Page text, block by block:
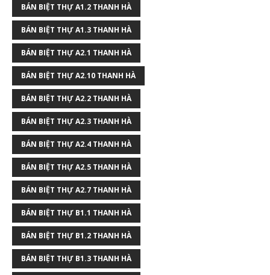
BÁN BIỆT THỰ A1.2 THANH HÀ
BÁN BIỆT THỰ A1.3 THANH HÀ
BÁN BIỆT THỰ A2.1 THANH HÀ
BÁN BIỆT THỰ A2.10 THANH HÀ
BÁN BIỆT THỰ A2.2 THANH HÀ
BÁN BIỆT THỰ A2.3 THANH HÀ
BÁN BIỆT THỰ A2.4 THANH HÀ
BÁN BIỆT THỰ A2.5 THANH HÀ
BÁN BIỆT THỰ A2.7 THANH HÀ
BÁN BIỆT THỰ B1.1 THANH HÀ
BÁN BIỆT THỰ B1.2 THANH HÀ
BÁN BIỆT THỰ B1.3 THANH HÀ